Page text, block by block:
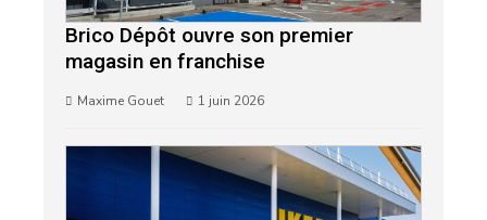
Brico Dépôt ouvre son premier
magasin en franchise
Maxime Gouet 1 juin 2026